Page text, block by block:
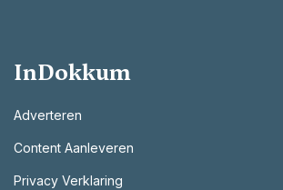
InDokkum
Adverteren
Content Aanleveren
Privacy Verklaring